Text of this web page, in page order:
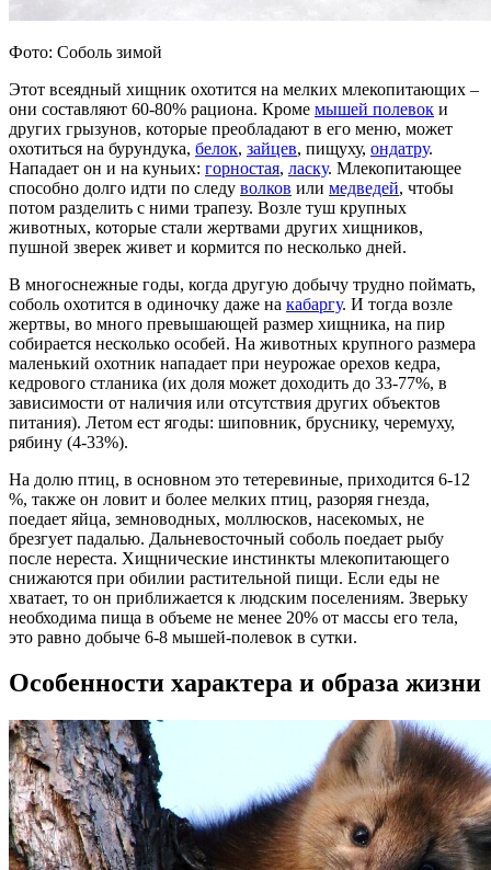
Фото: Соболь зимой
Этот всеядный хищник охотится на мелких млекопитающих –
они составляют 60-80% рациона. Кроме мышей полевок и
других грызунов, которые преобладают в его меню, может
охотиться на бурундука, белок, зайцев, пищуху, ондатру.
Нападает он и на куньих: горностая, ласку. Млекопитающее
способно долго идти по следу волков или медведей, чтобы
потом разделить с ними трапезу. Возле туш крупных
животных, которые стали жертвами других хищников,
пушной зверек живет и кормится по несколько дней.
В многоснежные годы, когда другую добычу трудно поймать,
соболь охотится в одиночку даже на кабаргу. И тогда возле
жертвы, во много превышающей размер хищника, на пир
собирается несколько особей. На животных крупного размера
маленький охотник нападает при неурожае орехов кедра,
кедрового стланика (их доля может доходить до 33-77%, в
зависимости от наличия или отсутствия других объектов
питания). Летом ест ягоды: шиповник, бруснику, черемуху,
рябину (4-33%).
На долю птиц, в основном это тетеревиные, приходится 6-12
%, также он ловит и более мелких птиц, разоряя гнезда,
поедает яйца, земноводных, моллюсков, насекомых, не
брезгует падалью. Дальневосточный соболь поедает рыбу
после нереста. Хищнические инстинкты млекопитающего
снижаются при обилии растительной пищи. Если еды не
хватает, то он приближается к людским поселениям. Зверьку
необходима пища в объеме не менее 20% от массы его тела,
это равно добыче 6-8 мышей-полевок в сутки.
Особенности характера и образа жизни